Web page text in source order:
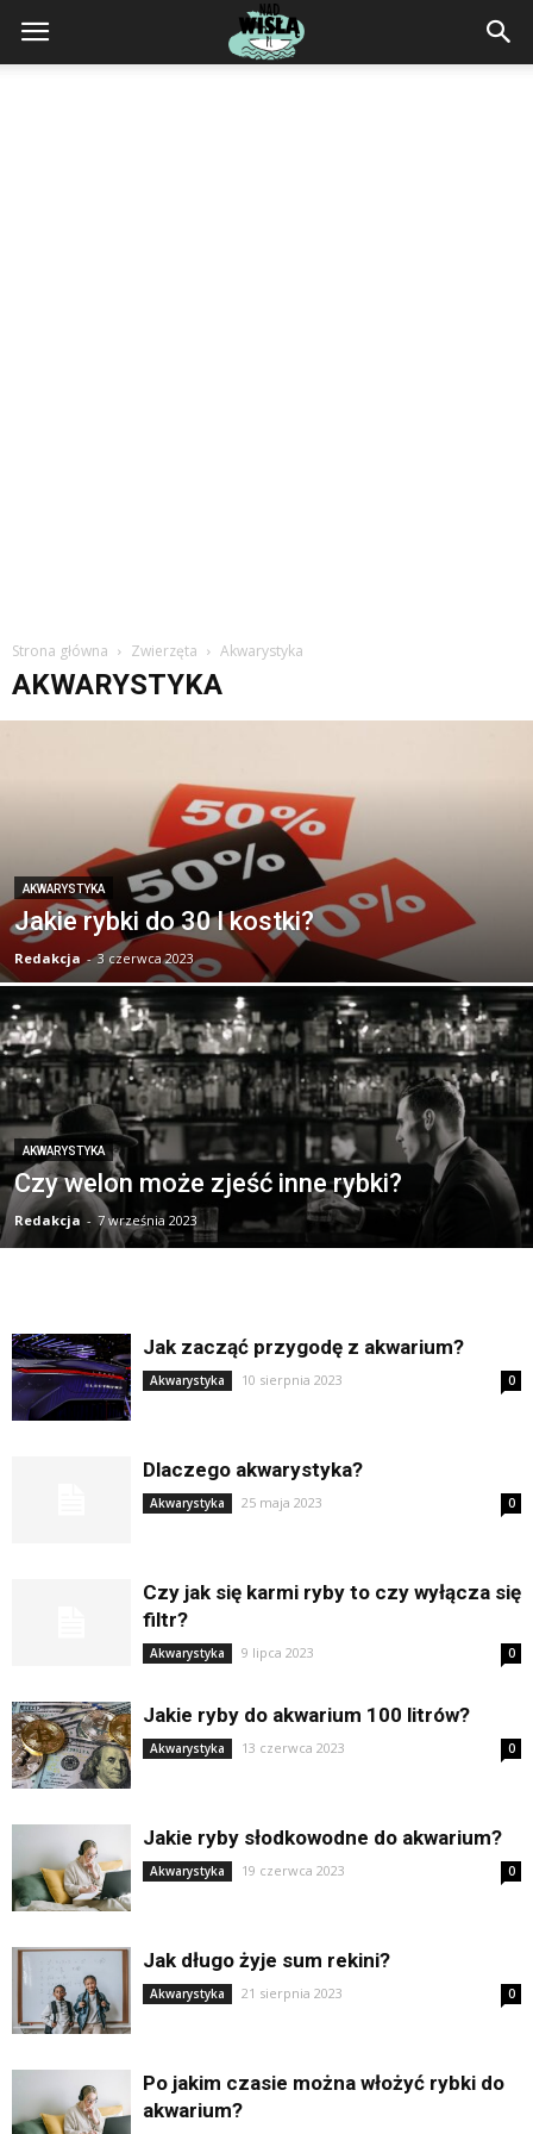
NadWisla.pl
Strona główna Zwierzęta Akwarystyka
AKWARYSTYKA
AKWARYSTYKA
Jakie rybki do 30 l kostki?
Redakcja - 3 czerwca 2023
AKWARYSTYKA
Czy welon może zjeść inne rybki?
Redakcja - 7 września 2023
Jak zacząć przygodę z akwarium?
Akwarystyka 10 sierpnia 2023 0
Dlaczego akwarystyka?
Akwarystyka 25 maja 2023 0
Czy jak się karmi ryby to czy wyłącza się
filtr?
Akwarystyka 9 lipca 2023 0
Jakie ryby do akwarium 100 litrów?
Akwarystyka 13 czerwca 2023 0
Jakie ryby słodkowodne do akwarium?
Akwarystyka 19 czerwca 2023 0
Jak długo żyje sum rekini?
Akwarystyka 21 sierpnia 2023 0
Po jakim czasie można włożyć rybki do
akwarium?